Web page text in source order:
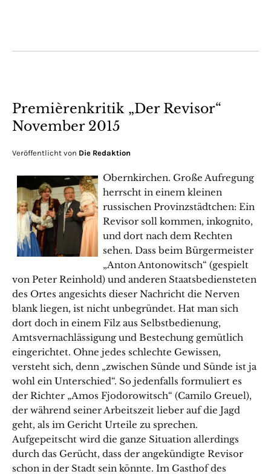
Premièrenkritik „Der Revisor“
November 2015
Veröffentlicht von Die Redaktion
Obernkirchen. Große Aufregung
herrscht in einem kleinen
russischen Provinzstädtchen: Ein
Revisor soll kommen, inkognito,
und dort nach dem Rechten
sehen. Dass beim Bürgermeister
„Anton Antonowitsch“ (gespielt
von Peter Reinhold) und anderen Staatsbediensteten
des Ortes angesichts dieser Nachricht die Nerven
blank liegen, ist nicht unbegründet. Hat man sich
dort doch in einem Filz aus Selbstbedienung,
Amtsvernachlässigung und Bestechung gemütlich
eingerichtet. Ohne jedes schlechte Gewissen,
versteht sich, denn „zwischen Sünde und Sünde ist ja
wohl ein Unterschied“. So jedenfalls formuliert es
der Richter „Amos Fjodorowitsch“ (Camilo Greuel),
der während seiner Arbeitszeit lieber auf die Jagd
geht, als im Gericht Urteile zu sprechen.
Aufgepeitscht wird die ganze Situation allerdings
durch das Gerücht, dass der angekündigte Revisor
schon in der Stadt sein könnte. Im Gasthof des